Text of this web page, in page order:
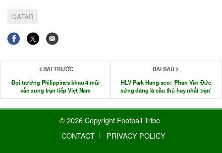
QATAR
BÀI TRƯỚC
Đội trưởng Philippines khâu 4 mũi
vẫn xung trận tiếp Việt Nam
BÀI SAU
HLV Park Hang-seo: ‘Phan Văn Đức
xứng đáng là cầu thủ hay nhất trận’
© 2026 Copyright Football Tribe
CONTACT
PRIVACY POLICY